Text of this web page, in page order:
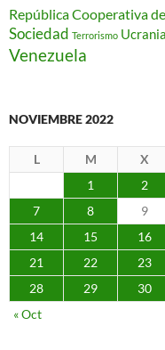
República Cooperativa
Sociedad Terrorismo Ucrania
Venezuela
NOVIEMBRE 2022
L M X
1
2
7
8 9
14
15 16
21
22 23
28
29
30
« Oct